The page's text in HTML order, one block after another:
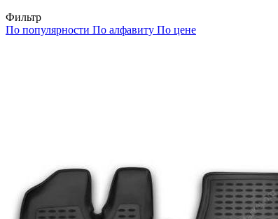
Фильтр
По популярности По алфавиту По цене